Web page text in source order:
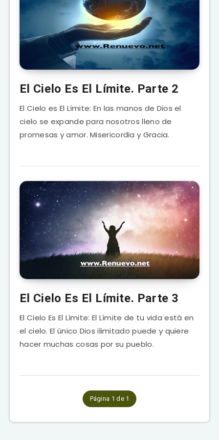
El Cielo Es El Límite. Parte 2
El Cielo es El Límite: En las manos de Dios el
cielo se expande para nosotros lleno de
promesas y amor. Misericordia y Gracia.
El Cielo Es El Límite. Parte 3
El Cielo Es El Límite: El Límite de tu vida está en
el cielo. El único Dios ilimitado puede y quiere
hacer muchas cosas por su pueblo.
Página 1 de 1